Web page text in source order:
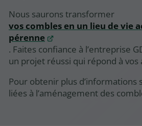
Nous saurons transformer
vos combles en un lieu de vie
pérenne
. Faites confiance à l’entreprise
un projet réussi qui répond à vos
Pour obtenir plus d’informations
liées à l’aménagement des